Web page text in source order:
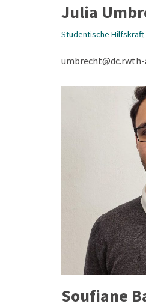
Julia
Studentische Hilfskraft
umbrecht@dc.rwth-
Soufiane